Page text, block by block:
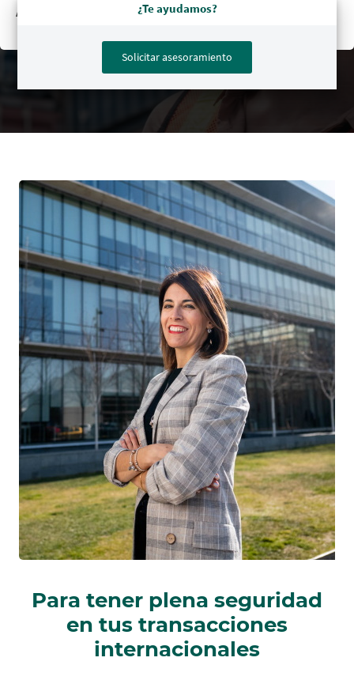
Asesoramiento personalizado¿Te ayudamos?
Solicitar asesoramiento
Para tener plena seguridad
en tus transacciones
internacionales